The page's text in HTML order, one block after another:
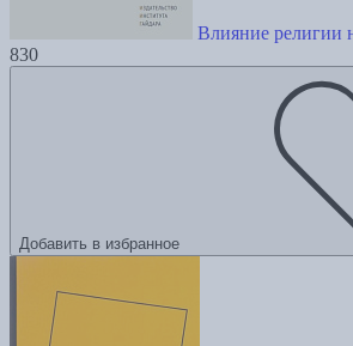
Влияние религии
830
Добавить в избранное